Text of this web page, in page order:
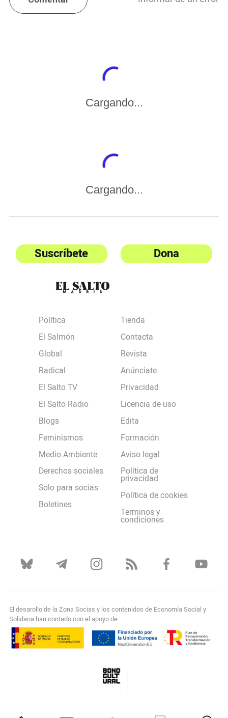
Cargando...
Cargando...
Suscríbete Dona
Política
El Salmón
Global
Radical
El Salto TV
El Salto Radio
Blogs
Feminismos
Medio Ambiente
Derechos sociales
Solo para socias
Boletines
Tienda
Contacta
Revista
Anúnciate
Privacidad
Licencia de uso
Edita
Formación
Aviso legal
Política de
privacidad
Política de cookies
Terminos y
condiciones
El desarollo de la Zona Socias y los contenidos de Economía Social y
Solidaria han contado con el apoyo de